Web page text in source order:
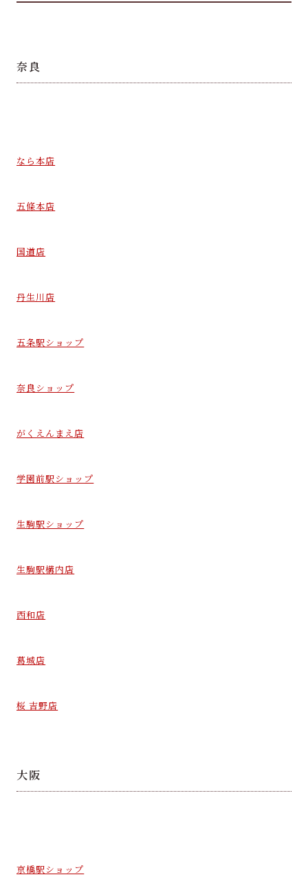
奈良
なら本店
五條本店
国道店
丹生川店
五条駅ショップ
奈良ショップ
がくえんまえ店
学園前駅ショップ
生駒駅ショップ
生駒駅構内店
西和店
葛城店
桜 吉野店
大阪
京橋駅ショップ